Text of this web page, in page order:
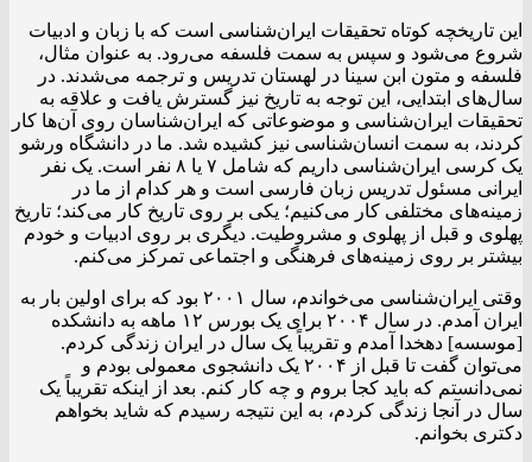
این تاریخچه کوتاه تحقیقات ایران‌شناسی است که با زبان و ادبیات
شروع می‌شود و سپس به سمت فلسفه می‌رود. به عنوان مثال،
فلسفه و متون ابن سینا در لهستان تدریس و ترجمه می‌شدند. در
سال‌های ابتدایی، این توجه به تاریخ نیز گسترش یافت و علاقه به
تحقیقات ایران‌شناسی و موضوعاتی که ایران‌شناسان روی آن‌ها کار
کردند، به سمت انسان‌شناسی نیز کشیده شد. ما در دانشگاه ورشو
یک کرسی ایران‌شناسی داریم که شامل ۷ یا ۸ نفر است. یک نفر
ایرانی مسئول تدریس زبان فارسی است و هر کدام از ما در
زمینه‌های مختلفی کار می‌کنیم؛ یکی بر روی تاریخ کار می‌کند؛ تاریخ
پهلوی و قبل از پهلوی و مشروطیت. دیگری بر روی ادبیات و خودم
بیشتر بر روی زمینه‌های فرهنگی و اجتماعی تمرکز می‌کنم.
وقتی ایران‌شناسی می‌خواندم، سال ۲۰۰۱ بود که برای اولین بار به
ایران آمدم. در سال ۲۰۰۴ برای یک بورس ۱۲ ماهه به دانشکده
[موسسه] دهخدا آمدم و تقریباً یک سال در ایران زندگی کردم.
می‌توان گفت تا قبل از ۲۰۰۴ یک دانشجوی معمولی بودم و
نمی‌دانستم که باید کجا بروم و چه کار کنم. بعد از اینکه تقریباً یک
سال در آنجا زندگی کردم، به این نتیجه رسیدم که شاید بخواهم
دکتری بخوانم.